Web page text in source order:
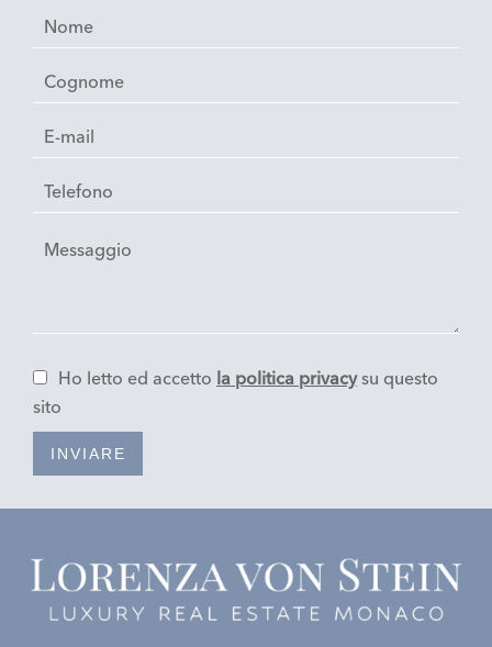
Ho letto ed accetto la politica privacysu questo
sito
INVIARE